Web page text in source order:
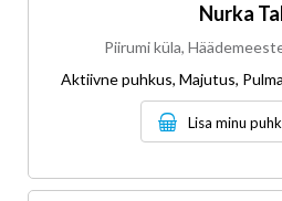
Nurka
Piirumi küla,
Aktiivne puhkus, Majutus,
Lisa minu